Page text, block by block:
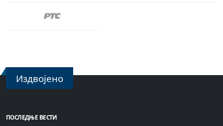
Издвојено
ПОСЛЕДЊЕ ВЕСТИ